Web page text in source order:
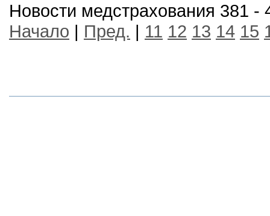
Новости медстрахования 381 -
Начало | Пред. | 11 12 13 14 15